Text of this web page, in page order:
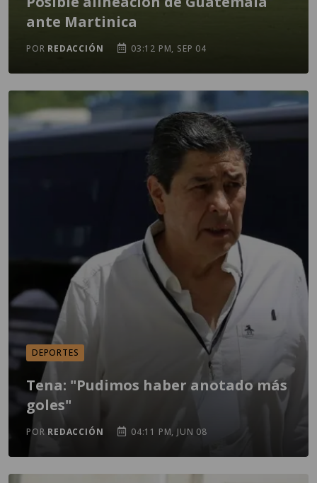
ante Martinica
POR REDACCIÓN 03:12 PM, SEP 04
DEPORTES
Tena: "Pudimos haber anotado más
goles"
POR REDACCIÓN 04:11 PM, JUN 08